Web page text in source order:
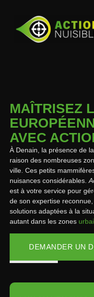
MAÎTRISEZ
AVEC
À Denain, la présence de la
raison des nombreuses
ville. Ces petits
nuisances considérables.
est à votre service pour
de son expertise
solutions adaptées à la
autant dans les zones
DEMANDER UN